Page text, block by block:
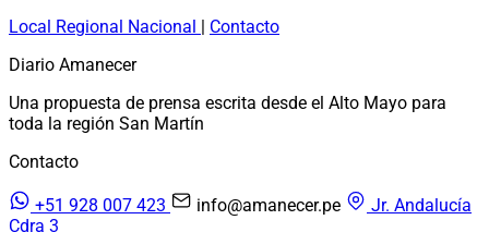
Local Regional Nacional | Contacto
Diario Amanecer
Una propuesta de prensa escrita desde el Alto Mayo para
toda la región San Martín
Contacto
+51 928 007 423 info@amanecer.pe
Jr. Andalucía
Cdra 3